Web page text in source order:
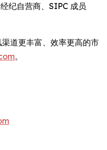
纪自营商、SIPC 成员
道更丰富、效率更高的市
。